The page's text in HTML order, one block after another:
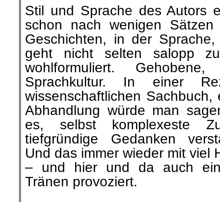
Stil und Sprache des Autors
schon nach wenigen
Geschichten, in der
geht nicht selten salopp
wohlformuliert.
Sprachkultur. In einer
wissenschaftlichen Sachbuch,
Abhandlung würde man
es, selbst komplexeste
tiefgründige Gedanken
Und das immer wieder mit viel
– und hier und da auch
Tränen provoziert.